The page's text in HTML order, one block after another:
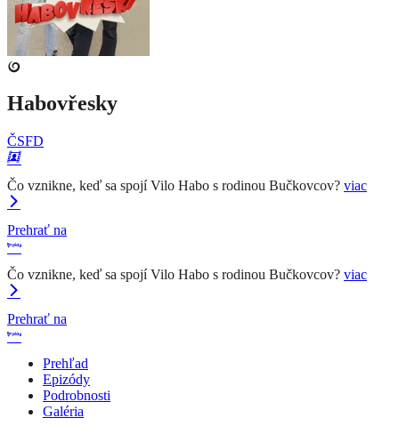
Habovřesky
ČSFD
Čo vznikne, keď sa spojí Vilo Habo s rodinou Bučkovcov? viac
Prehrať na
Čo vznikne, keď sa spojí Vilo Habo s rodinou Bučkovcov? viac
Prehrať na
Prehľad
Epizódy
Podrobnosti
Galéria